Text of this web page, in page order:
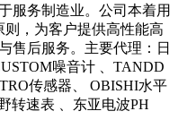
服务制造业。公司本着用
，为客户提供高性能高
售后服务。主要代理：日
噪音计 、TANDD
传感器、 OBISHI水平
转速表 、东亚电波PH